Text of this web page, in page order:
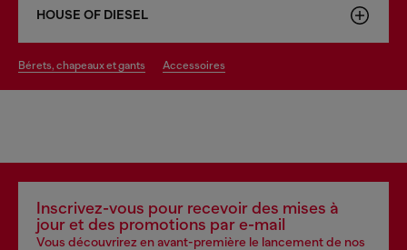
HOUSE OF DIESEL
bérets, chapeaux et gants accessoires
Inscrivez-vous pour recevoir des mises à
jour et des promotions par e-mail
Vous découvrirez en avant-première le lancement de nos